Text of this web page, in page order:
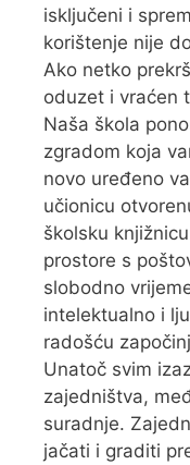
isključeni i
korištenje nije
Ako netko
oduzet i vraćen
Naša škola
zgradom koja
novo uređeno
učionicu
školsku
prostore s
slobodno
intelektualno i
radošću
Unatoč svim
zajedništva,
suradnje.
jačati i graditi